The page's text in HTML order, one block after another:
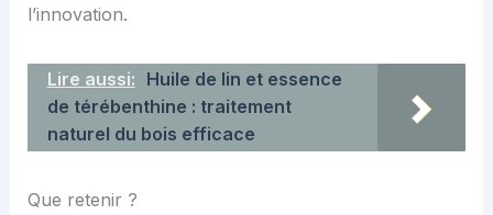
l’innovation.
Lire aussi: Huile de lin et essence
de térébenthine : traitement
naturel du bois efficace
Que retenir ?